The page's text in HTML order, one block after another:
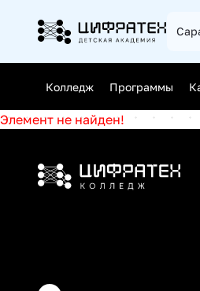
Колледж Программы
Мидл (Middle)
Элемент не найден!